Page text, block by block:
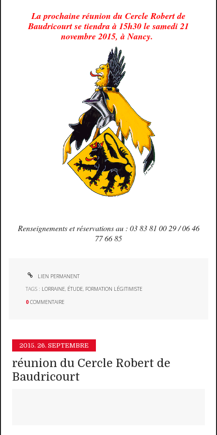
La prochaine réunion du Cercle Robert de
Baudricourt se tiendra à 15h30 le samedi 21
novembre 2015, à Nancy.
Renseignements et réservations au : 03 83 81 00 29 / 06 46
77 66 85
LIEN PERMANENT
TAGS : LORRAINE, ÉTUDE, FORMATION LÉGITIMISTE
0 COMMENTAIRE
2015. 26. SEPTEMBRE
réunion du Cercle Robert de
Baudricourt